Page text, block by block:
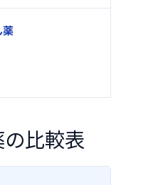
薬
比較表